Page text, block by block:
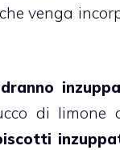
venga
di limone